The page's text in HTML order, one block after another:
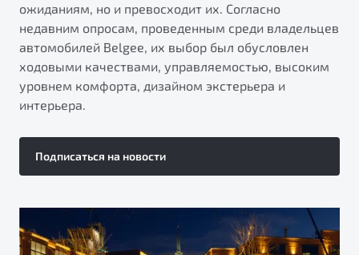
ожиданиям, но и превосходит их. Согласно
недавним опросам, проведенным среди владельцев
автомобилей Belgee, их выбор был обусловлен
ходовыми качествами, управляемостью, высоким
уровнем комфорта, дизайном экстерьера и
интерьера.
Подписаться на новости